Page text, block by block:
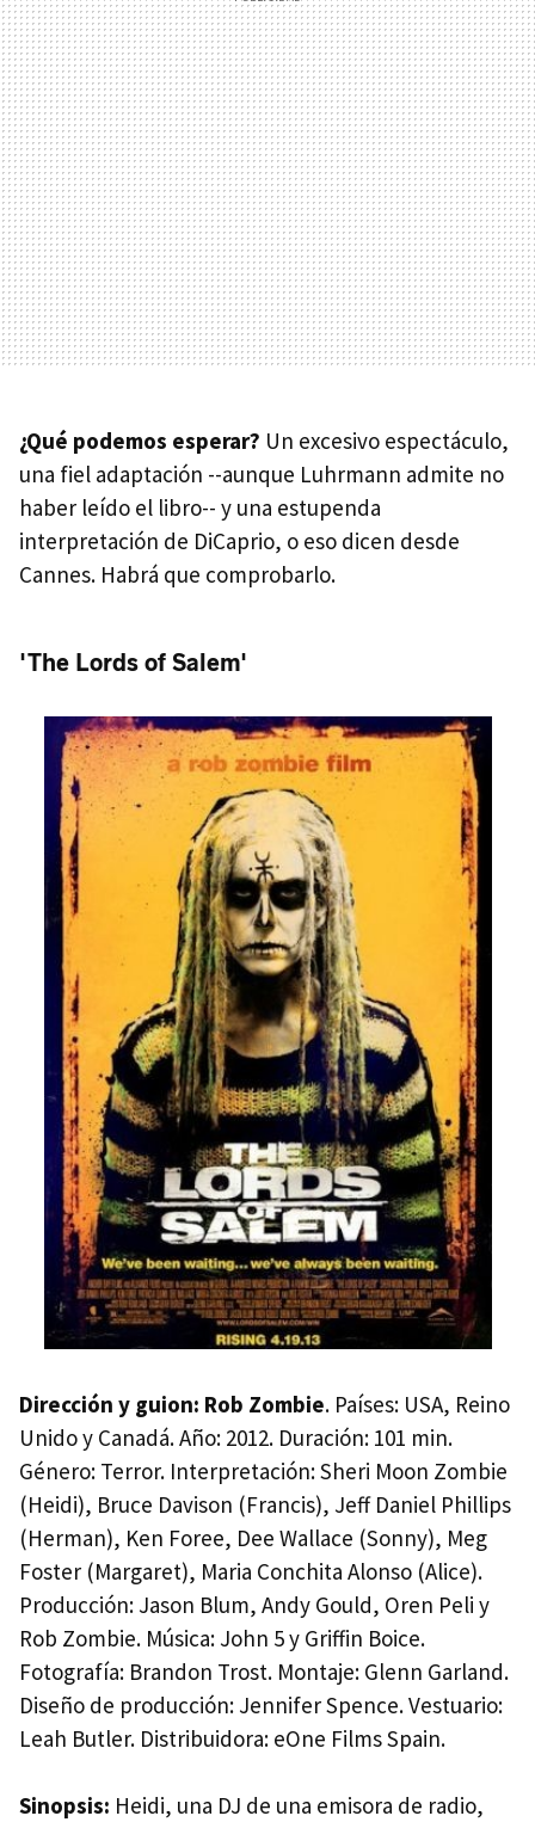
¿Qué podemos esperar? Un excesivo espectáculo,
una fiel adaptación --aunque Luhrmann admite no
haber leído el libro-- y una estupenda
interpretación de DiCaprio, o eso dicen desde
Cannes. Habrá que comprobarlo.
'The Lords of Salem'
Dirección y guion: Rob Zombie. Países: USA, Reino
Unido y Canadá. Año: 2012. Duración: 101 min.
Género: Terror. Interpretación: Sheri Moon Zombie
(Heidi), Bruce Davison (Francis), Jeff Daniel Phillips
(Herman), Ken Foree, Dee Wallace (Sonny), Meg
Foster (Margaret), Maria Conchita Alonso (Alice).
Producción: Jason Blum, Andy Gould, Oren Peli y
Rob Zombie. Música: John 5 y Griffin Boice.
Fotografía: Brandon Trost. Montaje: Glenn Garland.
Diseño de producción: Jennifer Spence. Vestuario:
Leah Butler. Distribuidora: eOne Films Spain.
Sinopsis: Heidi, una DJ de una emisora de radio,